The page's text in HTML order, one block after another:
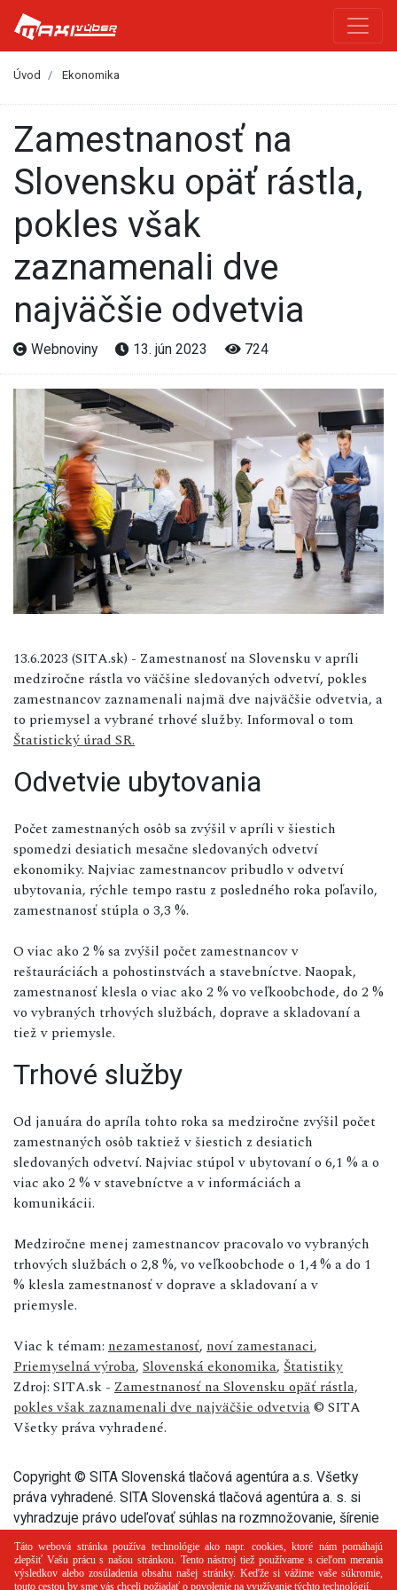
Úvod Ekonomika
Zamestnanosť na
Slovensku opäť rástla,
pokles však
zaznamenali dve
najväčšie odvetvia
Webnoviny 13. jún 2023 724
13.6.2023 (SITA.sk) - Zamestnanosť na Slovensku v apríli
medziročne rástla vo väčšine sledovaných odvetví, pokles
zamestnancov zaznamenali najmä dve najväčšie odvetvia, a
to priemysel a vybrané trhové služby. Informoval o tom
Štatistický úrad SR.
Odvetvie ubytovania
Počet zamestnaných osôb sa zvýšil v apríli v šiestich
spomedzi desiatich mesačne sledovaných odvetví
ekonomiky. Najviac zamestnancov pribudlo v odvetví
ubytovania, rýchle tempo rastu z posledného roka poľavilo,
zamestnanosť stúpla o 3,3 %.
O viac ako 2 % sa zvýšil počet zamestnancov v
reštauráciách a pohostinstvách a stavebníctve. Naopak,
zamestnanosť klesla o viac ako 2 % vo veľkoobchode, do 2 %
vo vybraných trhových službách, doprave a skladovaní a
tiež v priemysle.
Trhové služby
Od januára do apríla tohto roka sa medziročne zvýšil počet
zamestnaných osôb taktiež v šiestich z desiatich
sledovaných odvetví. Najviac stúpol v ubytovaní o 6,1 % a o
viac ako 2 % v stavebníctve a v informáciách a
komunikácii.
Medziročne menej zamestnancov pracovalo vo vybraných
trhových službách o 2,8 %, vo veľkoobchode o 1,4 % a do 1
% klesla zamestnanosť v doprave a skladovaní a v
priemysle.
Viac k témam: nezamestanosť, noví zamestanaci,
Priemyselná výroba, Slovenská ekonomika, Štatistiky
Zdroj: SITA.sk - Zamestnanosť na Slovensku opäť rástla,
pokles však zaznamenali dve najväčšie odvetvia© SITA
Všetky práva vyhradené.
Copyright © SITA Slovenská tlačová agentúra a.s. Všetky
práva vyhradené. SITA Slovenská tlačová agentúra a. s. si
vyhradzuje právo udeľovať súhlas na rozmnožovanie, šírenie
a na verejný prenos tohto článku a jeho častí.